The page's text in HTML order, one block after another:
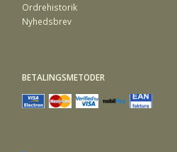
Ordrehistorik
Nyhedsbrev
BETALINGSMETODER